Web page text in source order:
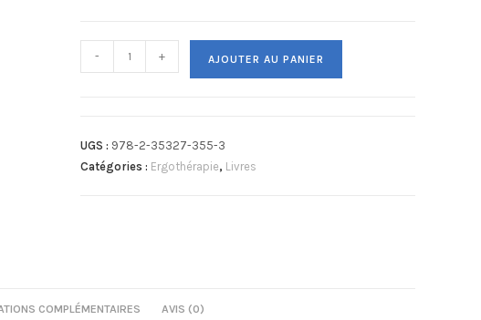
- + AJOUTER AU PANIER
UGS : 978-2-35327-355-3
Catégories : Ergothérapie, Livres
COMPLÉMENTAIRES AVIS (0)